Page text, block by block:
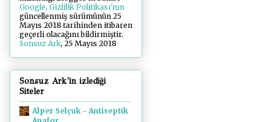
Google, Gizlilik Politikası'nın
güncellenmiş sürümünün 25
Mayıs 2018 tarihinden itibaren
geçerli olacağını bildirmiştir.
Sonsuz Ark, 25 Mayıs 2018
Sonsuz Ark'in izlediği
Siteler
Alper Selçuk - Antiseptik